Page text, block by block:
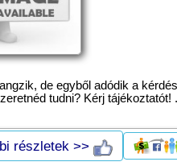
de egyből adódik a
tudni? Kérj tájékoztatót!
részletek >>